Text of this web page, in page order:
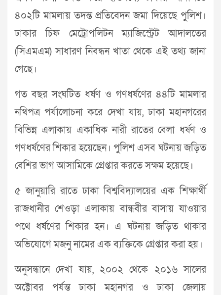
৪০২টি মামলায় তদন্ত প্রতিবেদন জমা দিয়েছে পুলিশ।
ঢাকার চিফ মেট্রোপলিটন ম্যাজিস্ট্রেট আদালতের
(সিএমএম) সাধারণ নিবন্ধন খাতা থেকে এই তথ্য জানা
গেছে।
গত বছর সংঘটিত ধর্ষণ ও গণধর্ষণের ৪৪টি মামলার
নথিপত্র পর্যালোচনা করে দেখা যায়, ঢাকা মহানগরের
বিভিন্ন এলাকায় একাধিক নারী রাতের বেলা ধর্ষণ ও
গণধর্ষণের শিকার হয়েছেন। পুলিশ এসব ঘটনায় জড়িত
বেশির ভাগ আসামিকে গ্রেপ্তার করতে সক্ষম হয়েছে।
৫ জানুয়ারি রাতে ঢাকা বিশ্ববিদ্যালয়ের এক শিক্ষার্থী
রাজধানীর শেওড়া এলাকায় বান্ধবীর বাসায় যাওয়ার
পথে ধর্ষণের শিকার হন। এ ঘটনায় জড়িত থাকার
অভিযোগে মজনু নামের এক ব্যক্তিকে গ্রেপ্তার করা হয়।
অনুসন্ধানে দেখা যায়, ২০০২ থেকে ২০১৬ সালের
অক্টোবর পর্যন্ত ঢাকা মহানগর ও ঢাকা জেলায়